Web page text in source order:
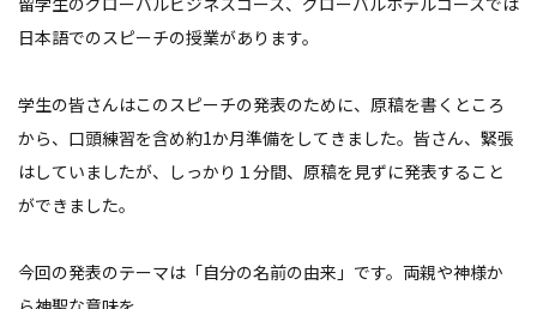
日本語でのスピーチの授業があります。
学生の皆さんはこのスピーチの発表のために、原稿を書くところ
から、口頭練習を含め約1か月準備をしてきました。皆さん、緊張
はしていましたが、しっかり１分間、原稿を見ずに発表すること
ができました。
今回の発表のテーマは「自分の名前の由来」です。両親や神様か